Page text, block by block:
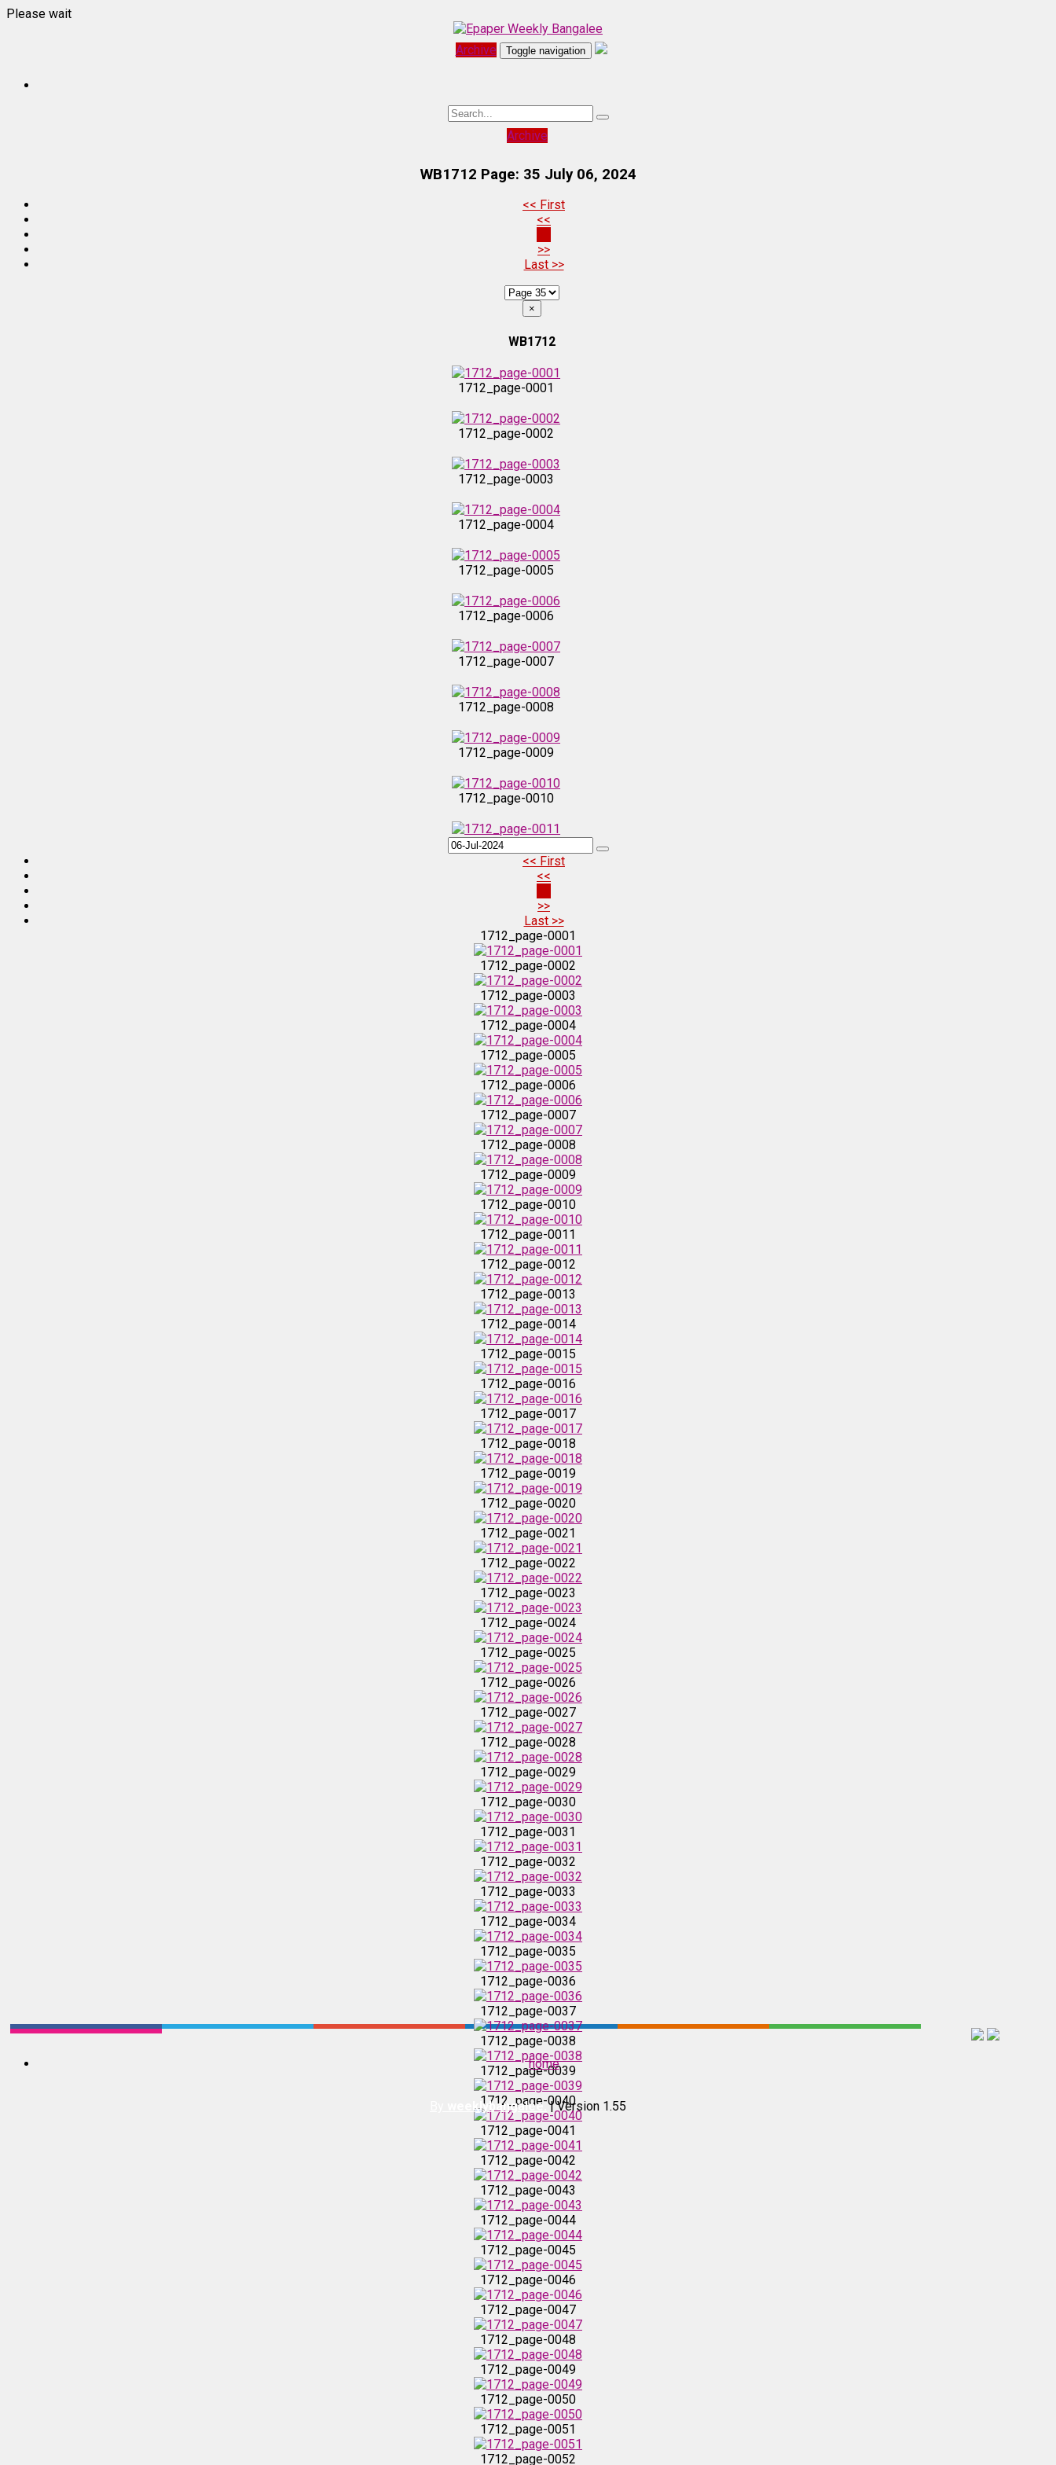
Please wait
Archive Toggle navigation
Archive
WB1712 Page: 35 July 06, 2024
<< First
<<
>>
Last >>
×
WB1712
1712_page-0001
1712_page-0002
1712_page-0003
1712_page-0004
1712_page-0005
1712_page-0006
1712_page-0007
1712_page-0008
1712_page-0009
1712_page-0010
1712_page-0011
1712_page-0013
1712_page-0014
1712_page-0015
1712_page-0016
1712_page-0017
1712_page-0018
1712_page-0019
1712_page-0020
1712_page-0021
1712_page-0022
1712_page-0023
1712_page-0024
1712_page-0025
1712_page-0026
1712_page-0027
1712_page-0028
1712_page-0029
1712_page-0030
1712_page-0031
1712_page-0032
1712_page-0033
1712_page-0034
1712_page-0035
1712_page-0036
1712_page-0037
1712_page-0038
1712_page-0039
1712_page-0040
1712_page-0041
1712_page-0042
1712_page-0043
1712_page-0044
1712_page-0045
1712_page-0046
<< First
<<
>>
Last >>
1712_page-0001
1712_page-0002
1712_page-0003
1712_page-0004
1712_page-0005
1712_page-0006
1712_page-0007
1712_page-0008
1712_page-0009
1712_page-0010
1712_page-0011
1712_page-0012
1712_page-0013
1712_page-0014
1712_page-0015
1712_page-0016
1712_page-0017
1712_page-0018
1712_page-0019
1712_page-0020
1712_page-0021
1712_page-0022
1712_page-0023
1712_page-0024
1712_page-0025
1712_page-0026
1712_page-0027
1712_page-0028
1712_page-0029
1712_page-0030
1712_page-0031
1712_page-0032
1712_page-0033
1712_page-0034
1712_page-0035
1712_page-0036
1712_page-0037
1712_page-0038
1712_page-0039
1712_page-0040
1712_page-0041
1712_page-0042
1712_page-0043
1712_page-0044
1712_page-0045
1712_page-0046
1712_page-0047
1712_page-0048
1712_page-0049
1712_page-0050
1712_page-0051
1712_page-0052
home
weeklybangalee.| Version 1.55